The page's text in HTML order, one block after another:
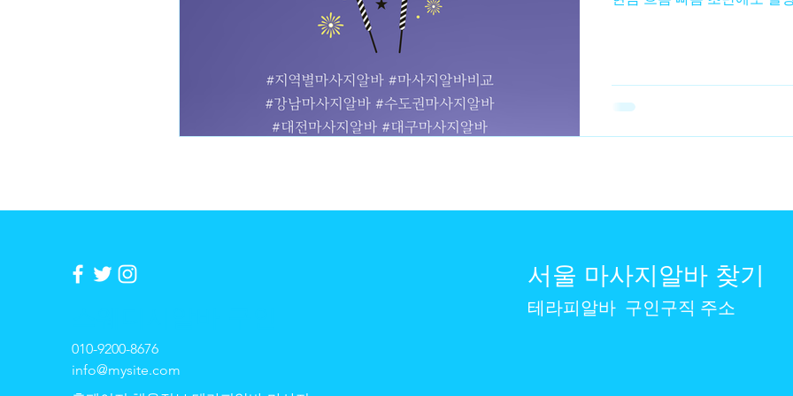
선이 없음 장기적으로 안정
큼 브랜드·단골 자산 형성
비용 발생 (임대료·인테리어
010-9200-8676
info@mysite.com
서울 마사지알바 찾기
테라피알바 구인구직 주소